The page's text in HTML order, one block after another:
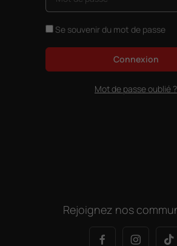
Se souvenir du mot de passe
Connexion
Mot de passe oublié ?
Rejoignez nos